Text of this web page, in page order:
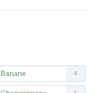
Banane 4